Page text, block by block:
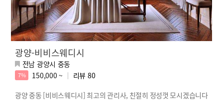
광양-비비스웨디시
전남 광양시 중동
7% 150,000 ~ 리뷰 80
광양 중동 [비비스웨디시] 최고의 관리사, 친절히 정성껏 모시겠습니다